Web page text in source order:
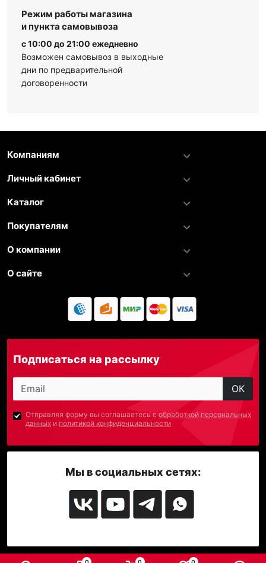
Режим работы магазина
и пункта самовывоза
с 10:00 до 21:00 ежедневно
Возможен самовывоз в выходные
дни по предварительной
договоренности
Компаниям
Личный кабинет
Каталог
Покупателям
О компании
О сайте
Подписаться на рассылку
ОК
Отправляя форму вы соглашаетесь с обработкой персональных
данных и политикой конфиденциальности
Мы в социальных сетях: